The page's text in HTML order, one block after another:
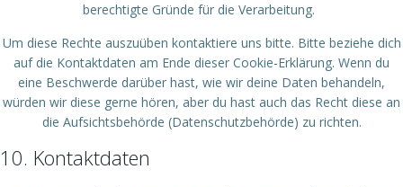
berechtigte Gründe für die Verarbeitung.
Um diese Rechte auszuüben kontaktiere uns bitte. Bitte beziehe dich
auf die Kontaktdaten am Ende dieser Cookie-Erklärung. Wenn du
eine Beschwerde darüber hast, wie wir deine Daten behandeln,
würden wir diese gerne hören, aber du hast auch das Recht diese an
die Aufsichtsbehörde (Datenschutzbehörde) zu richten.
10. Kontaktdaten